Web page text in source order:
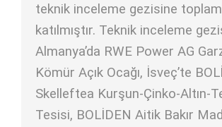
teknik inceleme gezisine
katılmıştır. Teknik inceleme
Almanya’da RWE Power AG
Kömür Açık Ocağı, İsveç’te
Skelleftea Kurşun-Çinko-Altın-
Tesisi, BOLİDEN Aitik Bakır